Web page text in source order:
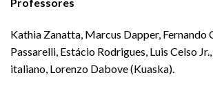
Kathia Zanatta, Marcus Dapper, Fernando
Passarelli, Estácio Rodrigues, Luis Celso
italiano, Lorenzo Dabove (Kuaska).